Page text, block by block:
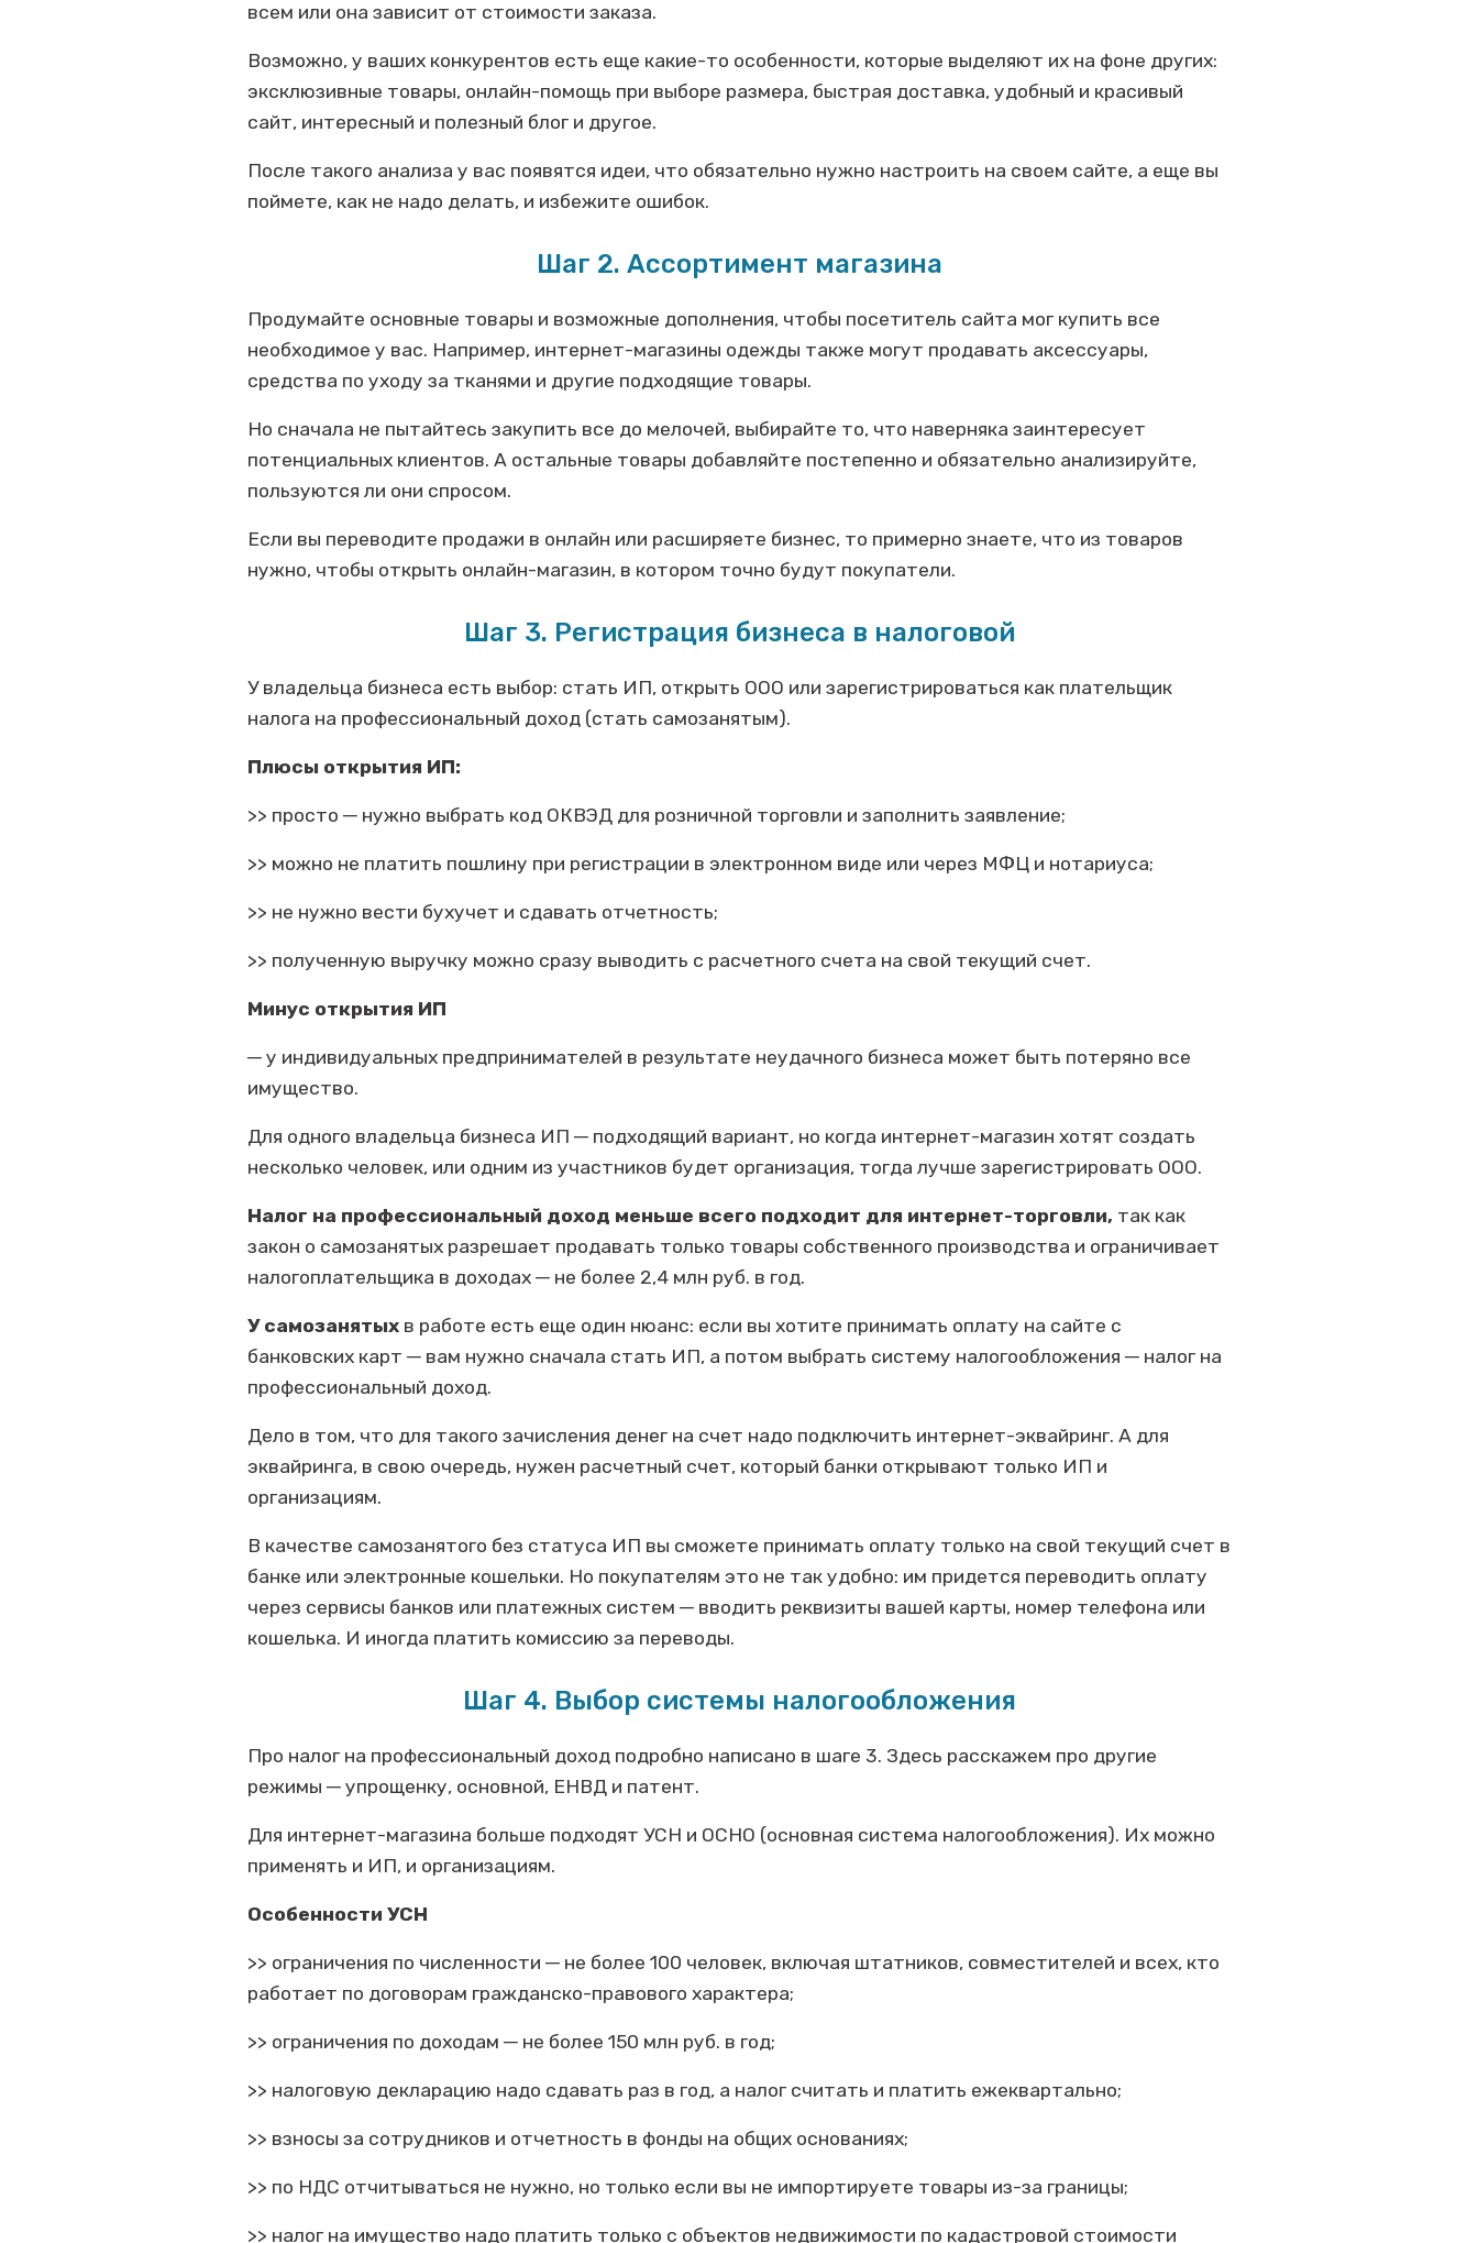
всем или она зависит от стоимости заказа.
Возможно, у ваших конкурентов есть еще какие-то особенности, которые выделяют их на фоне других:
эксклюзивные товары, онлайн-помощь при выборе размера, быстрая доставка, удобный и красивый
сайт, интересный и полезный блог и другое.
После такого анализа у вас появятся идеи, что обязательно нужно настроить на своем сайте, а еще вы
поймете, как не надо делать, и избежите ошибок.
Шаг 2. Ассортимент магазина
Продумайте основные товары и возможные дополнения, чтобы посетитель сайта мог купить все
необходимое у вас. Например, интернет-магазины одежды также могут продавать аксессуары,
средства по уходу за тканями и другие подходящие товары.
Но сначала не пытайтесь закупить все до мелочей, выбирайте то, что наверняка заинтересует
потенциальных клиентов. А остальные товары добавляйте постепенно и обязательно анализируйте,
пользуются ли они спросом.
Если вы переводите продажи в онлайн или расширяете бизнес, то примерно знаете, что из товаров
нужно, чтобы открыть онлайн-магазин, в котором точно будут покупатели.
Шаг 3. Регистрация бизнеса в налоговой
У владельца бизнеса есть выбор: стать ИП, открыть ООО или зарегистрироваться как плательщик
налога на профессиональный доход (стать самозанятым).
Плюсы открытия ИП:
>> просто ─ нужно выбрать код ОКВЭД для розничной торговли и заполнить заявление;
>> можно не платить пошлину при регистрации в электронном виде или через МФЦ и нотариуса;
>> не нужно вести бухучет и сдавать отчетность;
>> полученную выручку можно сразу выводить с расчетного счета на свой текущий счет.
Минус открытия ИП
─ у индивидуальных предпринимателей в результате неудачного бизнеса может быть потеряно все
имущество.
Для одного владельца бизнеса ИП ─ подходящий вариант, но когда интернет-магазин хотят создать
несколько человек, или одним из участников будет организация, тогда лучше зарегистрировать ООО.
Налог на профессиональный доход меньше всего подходит для интернет-торговли, так как
закон о самозанятых разрешает продавать только товары собственного производства и ограничивает
налогоплательщика в доходах ─ не более 2,4 млн руб. в год.
У самозанятых в работе есть еще один нюанс: если вы хотите принимать оплату на сайте с
банковских карт ─ вам нужно сначала стать ИП, а потом выбрать систему налогообложения ─ налог на
профессиональный доход.
Дело в том, что для такого зачисления денег на счет надо подключить интернет-эквайринг. А для
эквайринга, в свою очередь, нужен расчетный счет, который банки открывают только ИП и
организациям.
В качестве самозанятого без статуса ИП вы сможете принимать оплату только на свой текущий счет в
банке или электронные кошельки. Но покупателям это не так удобно: им придется переводить оплату
через сервисы банков или платежных систем ─ вводить реквизиты вашей карты, номер телефона или
кошелька. И иногда платить комиссию за переводы.
Шаг 4. Выбор системы налогообложения
Про налог на профессиональный доход подробно написано в шаге 3. Здесь расскажем про другие
режимы ─ упрощенку, основной, ЕНВД и патент.
Для интернет-магазина больше подходят УСН и ОСНО (основная система налогообложения). Их можно
применять и ИП, и организациям.
Особенности УСН
>> ограничения по численности ─ не более 100 человек, включая штатников, совместителей и всех, кто
работает по договорам гражданско-правового характера;
>> ограничения по доходам ─ не более 150 млн руб. в год;
>> налоговую декларацию надо сдавать раз в год, а налог считать и платить ежеквартально;
>> взносы за сотрудников и отчетность в фонды на общих основаниях;
>> по НДС отчитываться не нужно, но только если вы не импортируете товары из-за границы;
>> налог на имущество надо платить только с объектов недвижимости по кадастровой стоимости